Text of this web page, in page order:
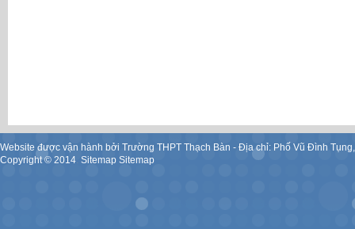
Website được vận hành bởi Trường THPT Thạch Bàn - Địa chỉ: Phố Vũ Đình
Copyright © 2014. Sitemap Sitemap